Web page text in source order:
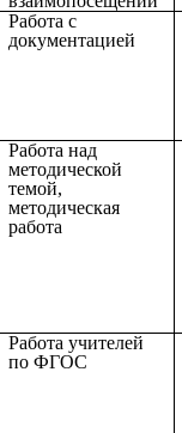
Работа с
документацией
Работа над
методической
темой,
методическая
работа
Работа учителей
по ФГОС